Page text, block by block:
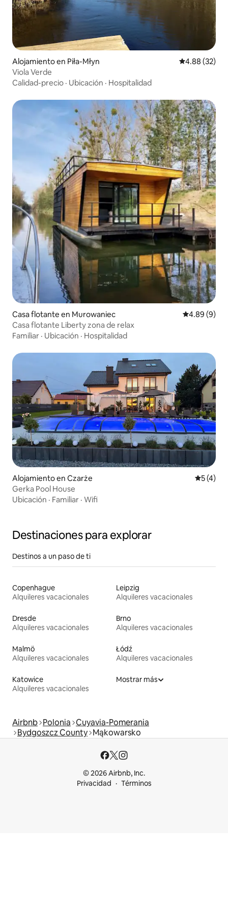
Alojamiento en Piła-Młyn Calificación
4.88 (32)
Viola Verde
Calidad-precio · Ubicación · Hospitalidad
Casa flotante en Murowaniec Calificación
4.89 (9)
Casa flotante Liberty zona de relax
Familiar · Ubicación · Hospitalidad
Alojamiento en Czarże
5 (4)
Gerka Pool House
Ubicación · Familiar · Wifi
Destinaciones para explorar
Destinos a un paso de ti
Copenhague
Alquileres vacacionales
Leipzig
Alquileres vacacionales
Dresde
Alquileres vacacionales
Brno
Alquileres vacacionales
Malmö
Alquileres vacacionales
Łódź
Alquileres vacacionales
Katowice
Alquileres vacacionales
Mostrar más
Airbnb Polonia Cuyavia-Pomerania
Bydgoszcz County Mąkowarsko
© 2026 Airbnb, Inc.
Privacidad
Términos